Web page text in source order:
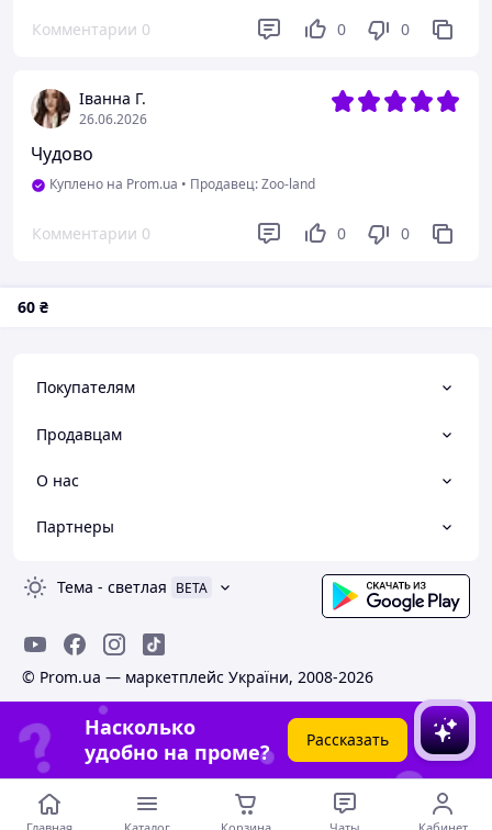
Комментарии 0 0 0
Іванна Г.
26.06.2026
Чудово
Куплено на Prom.ua • Продавец: Zoo-land
Комментарии 0 0 0
60 ₴
Покупателям
Продавцам
О нас
Партнеры
Тема - светлая BETA
© Prom.ua — маркетплейс України, 2008-2026
Насколько
удобно на проме?
Рассказать